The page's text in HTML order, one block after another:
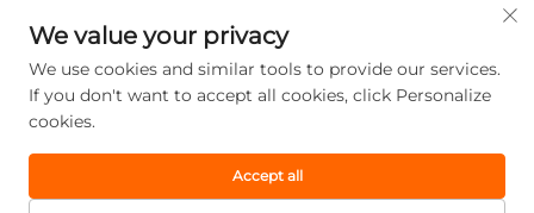
Copyright © 2025 Zhejiang
Jinzhi Pneumatic Technology
We value your privacy
We use cookies and similar tools to provide our services.
If you don't want to accept all cookies, click Personalize
cookies.
Accept all